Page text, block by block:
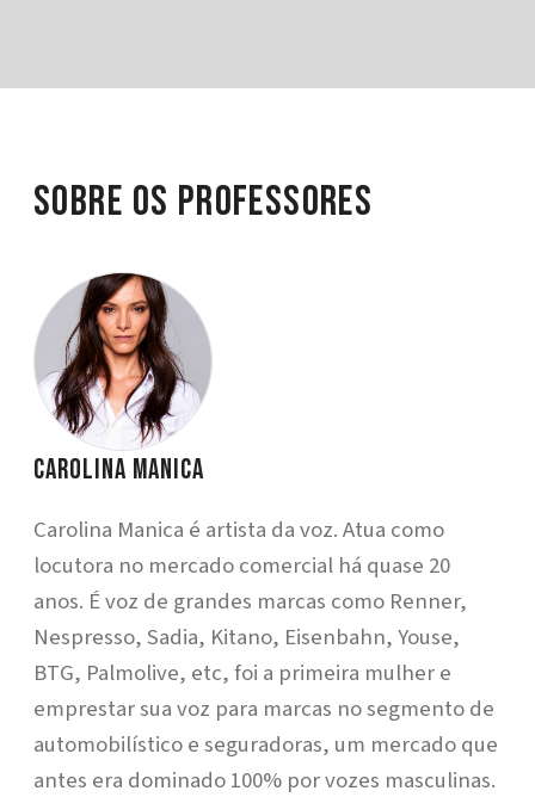
Sobre os Professores
Carolina Manica
Carolina Manica é artista da voz. Atua como
locutora no mercado comercial há quase 20
anos. É voz de grandes marcas como Renner,
Nespresso, Sadia, Kitano, Eisenbahn, Youse,
BTG, Palmolive, etc, foi a primeira mulher e
emprestar sua voz para marcas no segmento de
automobilístico e seguradoras, um mercado que
antes era dominado 100% por vozes masculinas.